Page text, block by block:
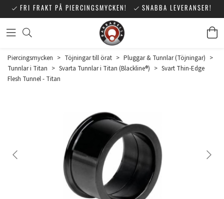
FRI FRAKT PÅ PIERCINGSMYCKEN! SNABBA LEVERANSER!
Piercingsmycken > Töjningar till örat > Pluggar & Tunnlar (Töjningar) >
Tunnlar i Titan > Svarta Tunnlar i Titan (Blackline®) > Svart Thin-Edge
Flesh Tunnel - Titan